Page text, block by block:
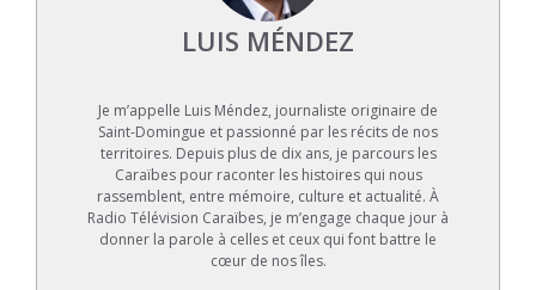
LUIS MÉNDEZ
Je m’appelle Luis Méndez, journaliste originaire de
Saint-Domingue et passionné par les récits de nos
territoires. Depuis plus de dix ans, je parcours les
Caraïbes pour raconter les histoires qui nous
rassemblent, entre mémoire, culture et actualité. À
Radio Télévision Caraïbes, je m’engage chaque jour à
donner la parole à celles et ceux qui font battre le
cœur de nos îles.